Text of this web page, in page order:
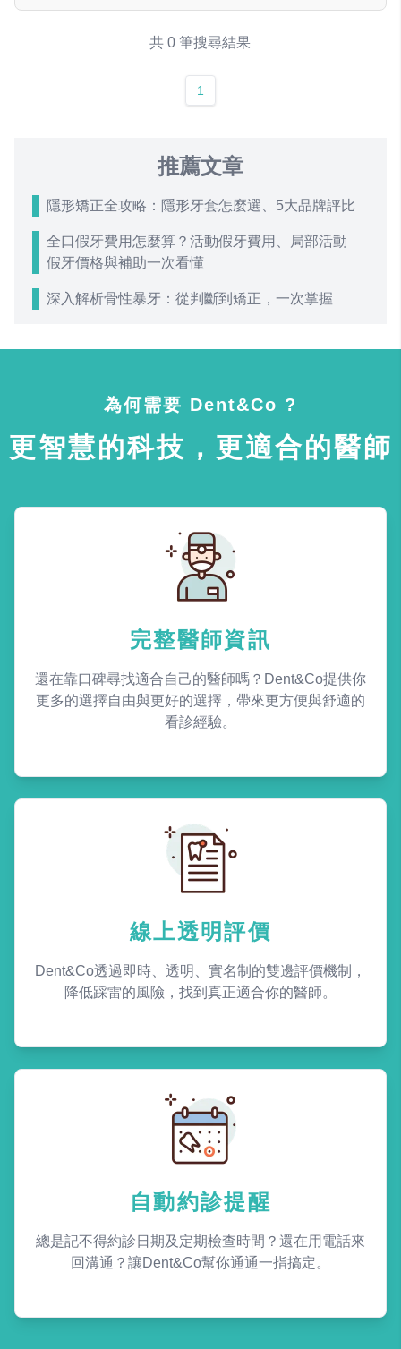
共 0 筆搜尋結果
1
推薦文章
隱形矯正全攻略：隱形牙套怎麼選、5大品牌評比
全口假牙費用怎麼算？活動假牙費用、局部活動
假牙價格與補助一次看懂
深入解析骨性暴牙：從判斷到矯正，一次掌握
為何需要 Dent&Co ?
更智慧的科技，更適合的醫師
完整醫師資訊
還在靠口碑尋找適合自己的醫師嗎？Dent&Co提供你
更多的選擇自由與更好的選擇，帶來更方便與舒適的
看診經驗。
線上透明評價
Dent&Co透過即時、透明、實名制的雙邊評價機制，
降低踩雷的風險，找到真正適合你的醫師。
自動約診提醒
總是記不得約診日期及定期檢查時間？還在用電話來
回溝通？讓Dent&Co幫你通通一指搞定。